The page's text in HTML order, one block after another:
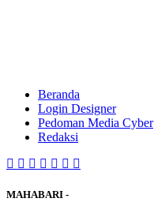
Beranda
Login Designer
Pedoman Media Cyber
Redaksi
MAHABARI -